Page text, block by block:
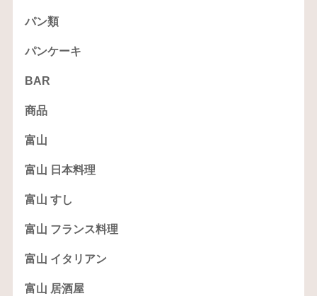
パン類
パンケーキ
BAR
商品
富山
富山 日本料理
富山 すし
富山 フランス料理
富山 イタリアン
富山 居酒屋